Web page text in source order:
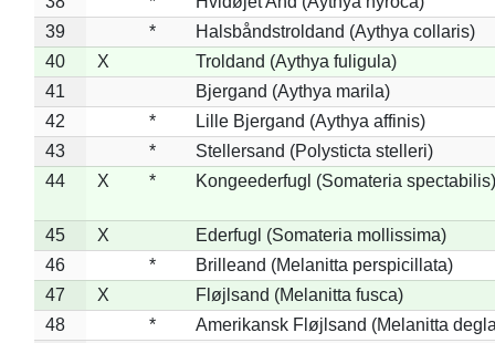
39
*
Halsbåndstroldand (Aythya collaris)
40
X
Troldand (Aythya fuligula)
41
Bjergand (Aythya marila)
42
*
Lille Bjergand (Aythya affinis)
43
*
Stellersand (Polysticta stelleri)
44
X * Kongeederfugl (Somateria spectabilis)
45 X
Ederfugl (Somateria mollissima)
46
*
Brilleand (Melanitta perspicillata)
47
X
Fløjlsand (Melanitta fusca)
48
*
Amerikansk Fløjlsand (Melanitta